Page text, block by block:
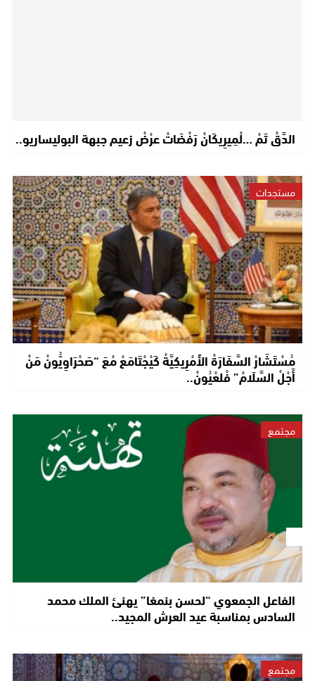
الدَّقْ تَمْ …لْمِيرِيكَانْ رَفْضَاتْ عرْضْ زعيم جبهة البوليساريو..
مستجدات
مُسْتَشَارْ السَّفَارَةْ الأَمْرِيكِيَّةْ كَيْجْتَامَعْ مْعَ “صَحْرَاوِيُّونْ مَنْ
أَجْلْ السَّلَامْ” فْلعْيُونْ..
مجتمع
الفاعل الجمعوي “لحسن بنمغا” يهنئ الملك محمد
السادس بمناسبة عيد العرش المجيد..
مجتمع